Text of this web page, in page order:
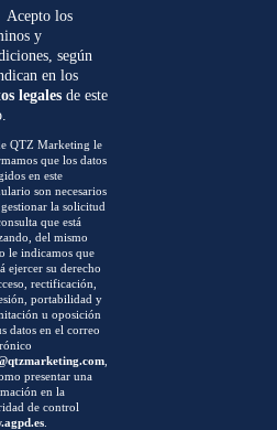
Acepto los
y
según
en los
legalesde este
QTZ Marketing le
que los datos
en este
son necesarios
la solicitud
que está
del mismo
le indicamos que
ejercer su derecho
rectificación,
portabilidad y
u oposición
datos en el correo
,
presentar una
en la
de control
.